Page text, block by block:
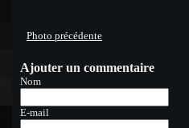
Photo précédente
Ajouter un commentaire
Nom
E-mail